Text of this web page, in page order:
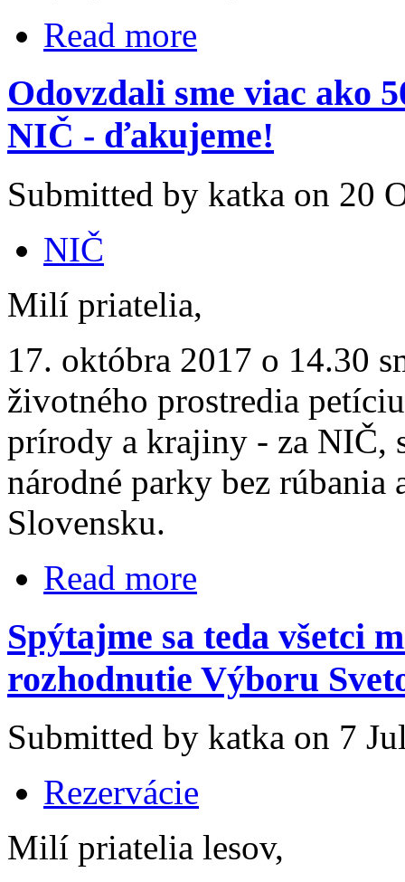
Read more
Odovzdali sme viac ako
NIČ - ďakujeme!
Submitted by katka on 20
NIČ
Milí priatelia,
17. októbra 2017 o 14.30
životného prostredia
prírody a krajiny - za NIČ,
národné parky bez
Slovensku.
Read more
Spýtajme sa teda všetci
rozhodnutie Výboru
Submitted by katka on 7
Rezervácie
Milí priatelia lesov,